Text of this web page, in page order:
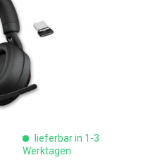
lieferbar in 1-3
Werktagen